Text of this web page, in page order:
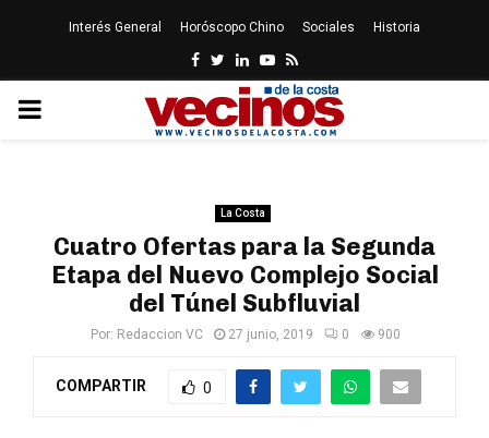
Interés General Horóscopo Chino Sociales Historia
Facebook
Twitter
LinkedinYoutube
Rss
PRIMARY
La Costa
Cuatro Ofertas para la Segunda
Etapa del Nuevo Complejo Social
del Túnel Subfluvial
Por: Redaccion VC 27 junio, 2019 0 900
COMPARTIR 0